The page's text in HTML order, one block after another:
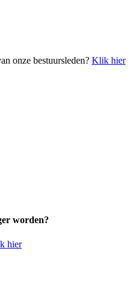
onze bestuursleden?Klik hier
worden?
hier